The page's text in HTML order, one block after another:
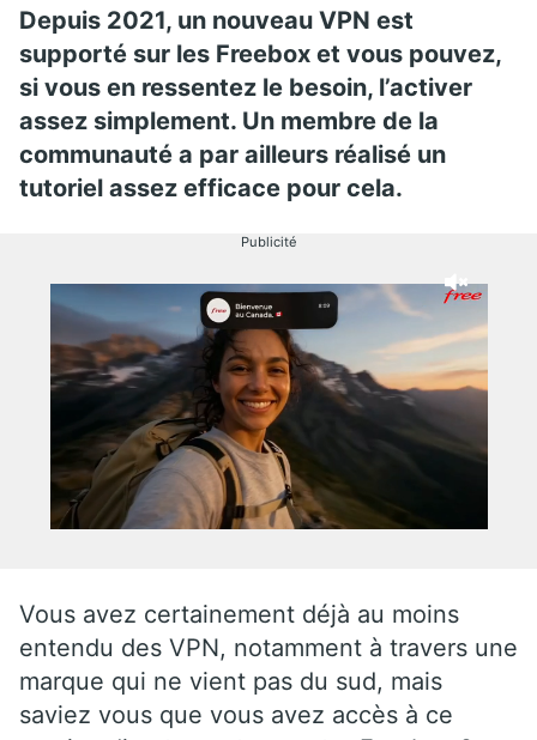
Depuis 2021, un nouveau VPN est
supporté sur les Freebox et vous pouvez,
si vous en ressentez le besoin, l’activer
assez simplement. Un membre de la
communauté a par ailleurs réalisé un
tutoriel assez efficace pour cela.
Publicité
Vous avez certainement déjà au moins
entendu des VPN, notamment à travers une
marque qui ne vient pas du sud, mais
saviez vous que vous avez accès à ce